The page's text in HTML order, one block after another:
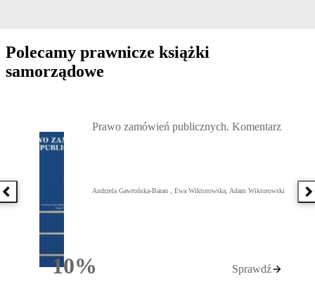
Polecamy prawnicze książki
samorządowe
Poprzednia książka
10%Rabatu
Prawo zamówień publicznych. Komentarz
Andrzela Gawrońska-Baran , Ewa Wiktorowska, Adam Wiktorowski
Sprawdź